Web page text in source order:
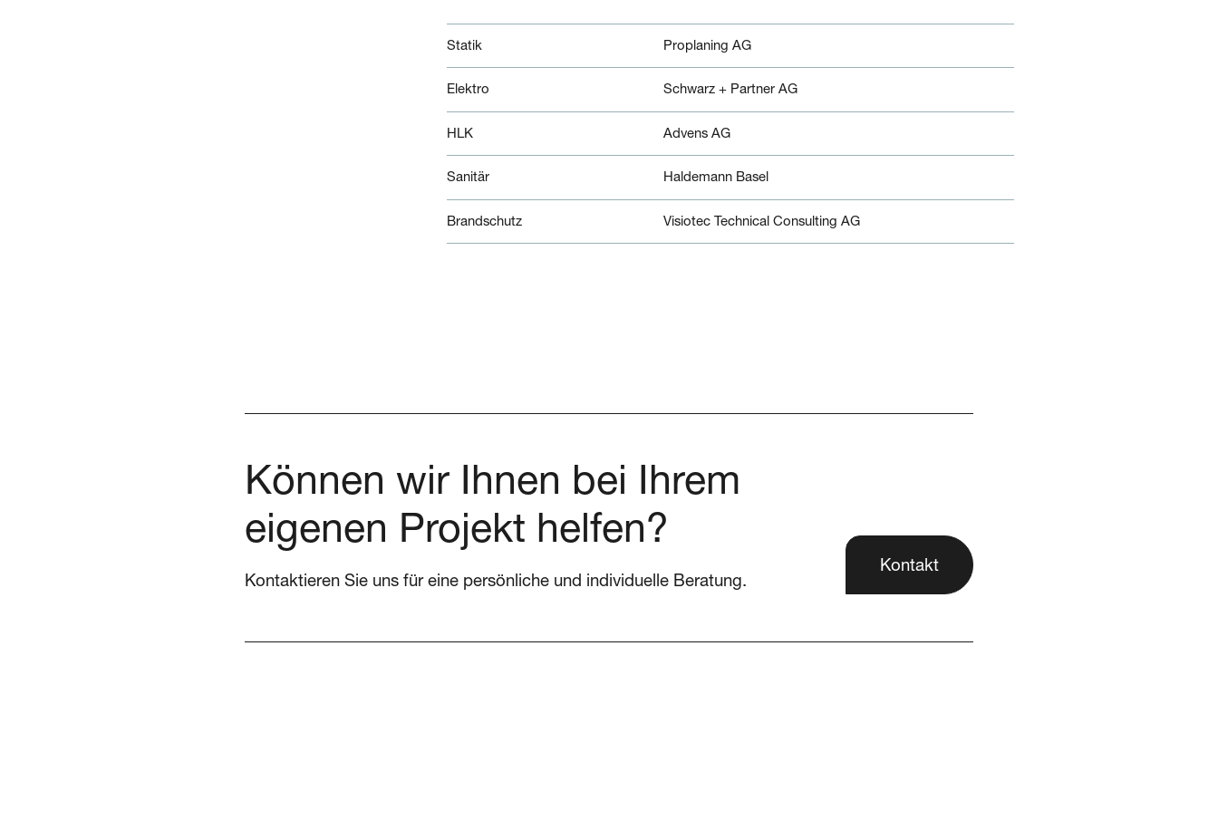
Statik Proplaning AG
Elektro Schwarz + Partner AG
HLK Advens AG
Sanitär Haldemann Basel
Brandschutz Visiotec Technical Consulting AG
Können wir Ihnen bei Ihrem
eigenen Projekt helfen?
Kontaktieren Sie uns für eine persönliche und individuelle Beratung.
Kontakt